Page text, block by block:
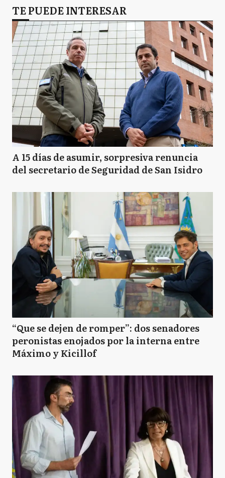
TE PUEDE INTERESAR
A 15 días de asumir, sorpresiva renuncia
del secretario de Seguridad de San Isidro
“Que se dejen de romper”: dos senadores
peronistas enojados por la interna entre
Máximo y Kicillof